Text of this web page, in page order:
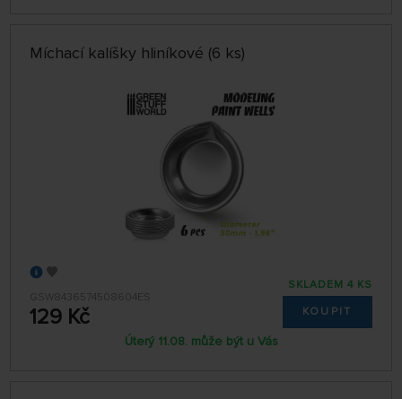
Míchací kalíšky hliníkové (6 ks)
GSW8436574508604ES
129 Kč
SKLADEM 4 KS
KOUPIT
Úterý 11.08. může být u Vás